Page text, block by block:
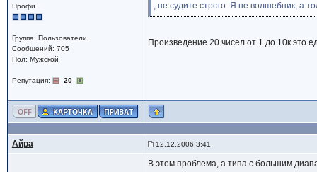
Профи
Группа: Пользователи
Сообщений: 705
Пол: Мужской
Репутация: 20
, не судите строго. Я не волшебник, а
Произведение 20 чисел от 1 до 10к это
Айра 12.12.2006 3:41
В этом проблема, а типа с большим